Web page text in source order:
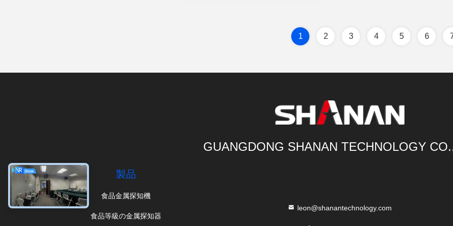
1 2 3 4 5 6
GUANGDONG SHANAN TECHNOLOGY
製品
食品金属探知機
食品等級の金属探知器
leon@shanantechnology.com